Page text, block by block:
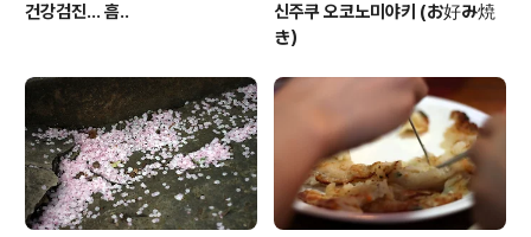
건강검진... 흠..
신주쿠 오코노미야키 (お好み焼
き）